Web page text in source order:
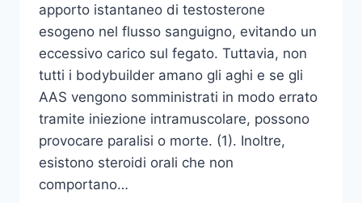
apporto istantaneo di testosterone
esogeno nel flusso sanguigno, evitando un
eccessivo carico sul fegato. Tuttavia, non
tutti i bodybuilder amano gli aghi e se gli
AAS vengono somministrati in modo errato
tramite iniezione intramuscolare, possono
provocare paralisi o morte. (1). Inoltre,
esistono steroidi orali che non
comportano…